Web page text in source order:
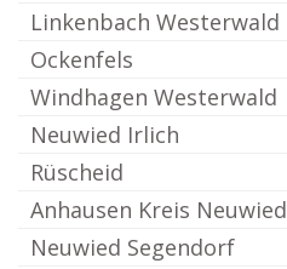
Linkenbach Westerwald
Ockenfels
Windhagen Westerwald
Neuwied Irlich
Rüscheid
Anhausen Kreis Neuwied
Neuwied Segendorf